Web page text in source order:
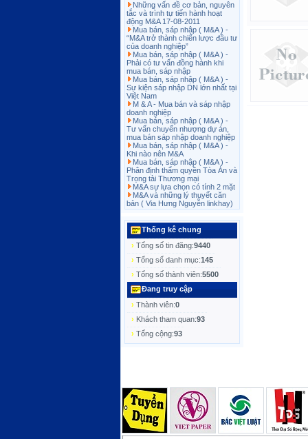
Những vấn đề cơ bản, nguyên
tắc và trình tự tiến hành hoạt
động M&A 17-08-2011
Mua bán, sáp nhập ( M&A ) -
“M&A trở thành chiến lược đầu tư
của doanh nghiệp”
Mua bán, sáp nhập ( M&A ) -
Phải có tư vấn đồng hành khi
mua bán, sáp nhập
Mua bán, sáp nhập ( M&A ) -
Sự kiện sáp nhập DN lớn nhất tại
Việt Nam
M & A - Mua bán và sáp nhập
doanh nghiệp
Mua bán, sáp nhập ( M&A ) -
Tư vấn chuyển nhượng dự án,
mua bán sáp nhập doanh nghiệp
Mua bán, sáp nhập ( M&A ) -
Khi nào nên M&A
Mua bán, sáp nhập ( M&A ) -
Phân định thẩm quyền Tòa Án và
Trọng tài Thương mại
M&A sự lựa chọn có tính 2 mặt
M&A và những lý thuyết căn
bản ( Via Hưng Nguyễn linkhay)
Thống kê chung
› Tổng số tin đăng:9440
› Tổng số danh mục:145
› Tổng số thành viên:5500
Đang truy cập
› Thành viên:0
› Khách tham quan:93
› Tổng cộng:93